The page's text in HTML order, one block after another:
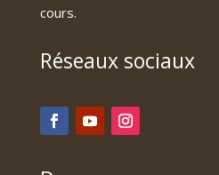
cours.
Réseaux sociaux